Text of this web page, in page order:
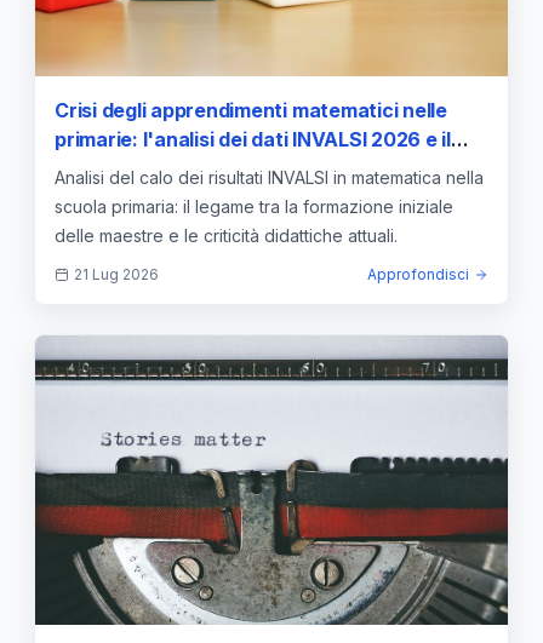
Crisi degli apprendimenti matematici nelle
primarie: l'analisi dei dati INVALSI 2026 e il
nodo della formazione docente
Analisi del calo dei risultati INVALSI in matematica nella
scuola primaria: il legame tra la formazione iniziale
delle maestre e le criticità didattiche attuali.
21 Lug 2026 Approfondisci